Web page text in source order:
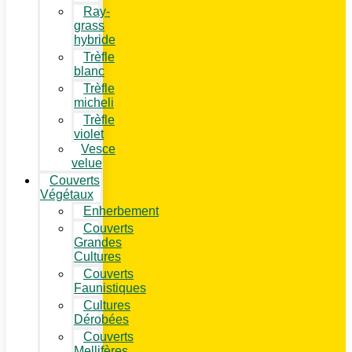
Ray-
grass
hybride
Trèfle
blanc
Trèfle
micheli
Trèfle
violet
Vesce
velue
Couverts
Végétaux
Enherbement
Couverts
Grandes
Cultures
Couverts
Faunistiques
Cultures
Dérobées
Couverts